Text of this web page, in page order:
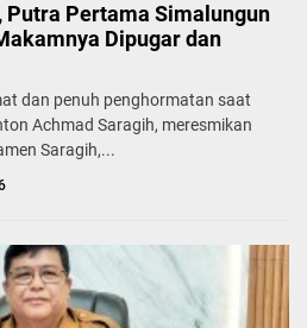
Putra Pertama Simalungun
Dipugar dan
dan penuh penghormatan saat
Achmad Saragih, meresmikan
Saragih,...